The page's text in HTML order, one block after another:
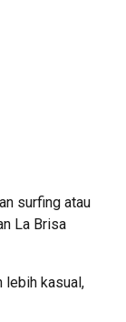
surfing atau
La Brisa
lebih kasual,